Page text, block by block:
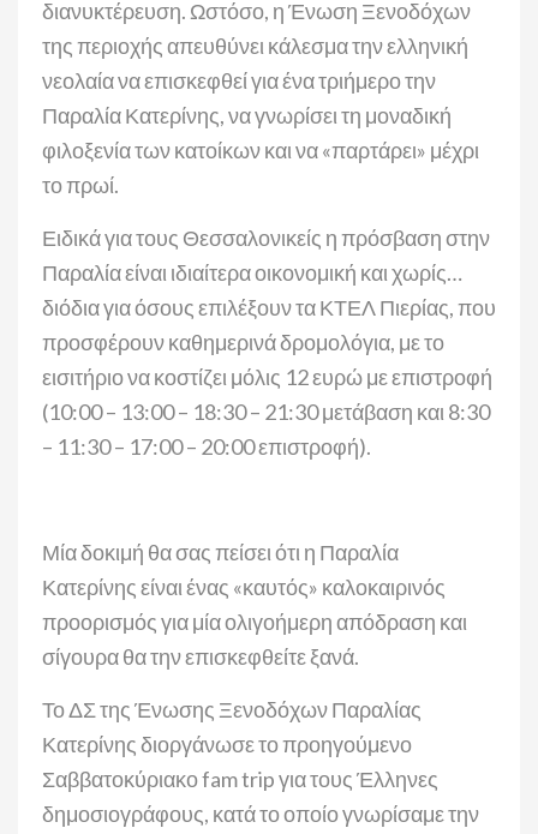
διανυκτέρευση. Ωστόσο, η Ένωση Ξενοδόχων
της περιοχής απευθύνει κάλεσμα την ελληνική
νεολαία να επισκεφθεί για ένα τριήμερο την
Παραλία Κατερίνης, να γνωρίσει τη μοναδική
φιλοξενία των κατοίκων και να «παρτάρει» μέχρι
το πρωί.
Ειδικά για τους Θεσσαλονικείς η πρόσβαση στην
Παραλία είναι ιδιαίτερα οικονομική και χωρίς…
διόδια για όσους επιλέξουν τα ΚΤΕΛ Πιερίας, που
προσφέρουν καθημερινά δρομολόγια, με το
εισιτήριο να κοστίζει μόλις 12 ευρώ με επιστροφή
(10:00 – 13:00 – 18:30 – 21:30 μετάβαση και 8:30
– 11:30 – 17:00 – 20:00 επιστροφή).
Μία δοκιμή θα σας πείσει ότι η Παραλία
Κατερίνης είναι ένας «καυτός» καλοκαιρινός
προορισμός για μία ολιγοήμερη απόδραση και
σίγουρα θα την επισκεφθείτε ξανά.
Το ΔΣ της Ένωσης Ξενοδόχων Παραλίας
Κατερίνης διοργάνωσε το προηγούμενο
Σαββατοκύριακο fam trip για τους Έλληνες
δημοσιογράφους, κατά το οποίο γνωρίσαμε την